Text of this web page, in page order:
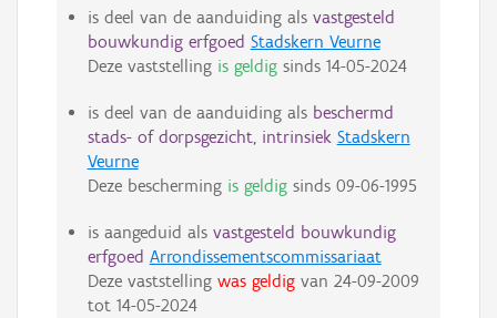
is deel van de aanduiding als vastgesteld
bouwkundig erfgoed Stadskern Veurne
Deze vaststelling is geldigsinds 14-05-2024
is deel van de aanduiding als beschermd
stads- of dorpsgezicht, intrinsiek Stadskern
Veurne
Deze bescherming is geldigsinds 09-06-1995
is aangeduid als vastgesteld bouwkundig
erfgoed Arrondissementscommissariaat
Deze vaststelling was geldigvan 24-09-2009
tot 14-05-2024